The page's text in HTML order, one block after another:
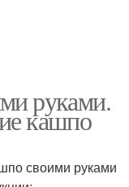
руками.
кашпо
своими руками